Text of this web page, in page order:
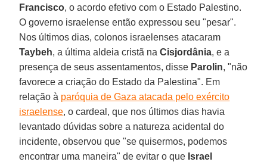
Francisco, o acordo efetivo com o Estado Palestino.
O governo israelense então expressou seu "pesar".
Nos últimos dias, colonos israelenses atacaram
Taybeh, a última aldeia cristã naCisjordânia, e a
presença de seus assentamentos, disse Parolin, "não
favorece a criação do Estado da Palestina". Em
relação à paróquia de Gaza atacada pelo exército
israelense, o cardeal, que nos últimos dias havia
levantado dúvidas sobre a natureza acidental do
incidente, observou que "se quisermos, podemos
encontrar uma maneira" de evitar o que Israel